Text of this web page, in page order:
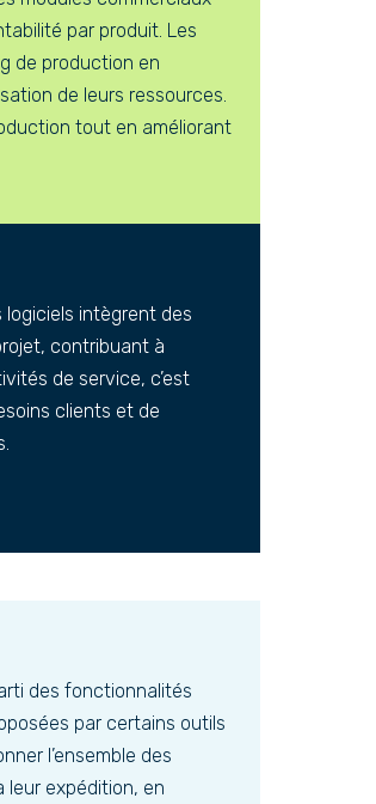
par produit. Les
de production en
de leurs ressources.
tout en améliorant
logiciels intègrent des
contribuant à
de service, c’est
clients et de
des fonctionnalités
par certains outils
l’ensemble des
leur expédition, en